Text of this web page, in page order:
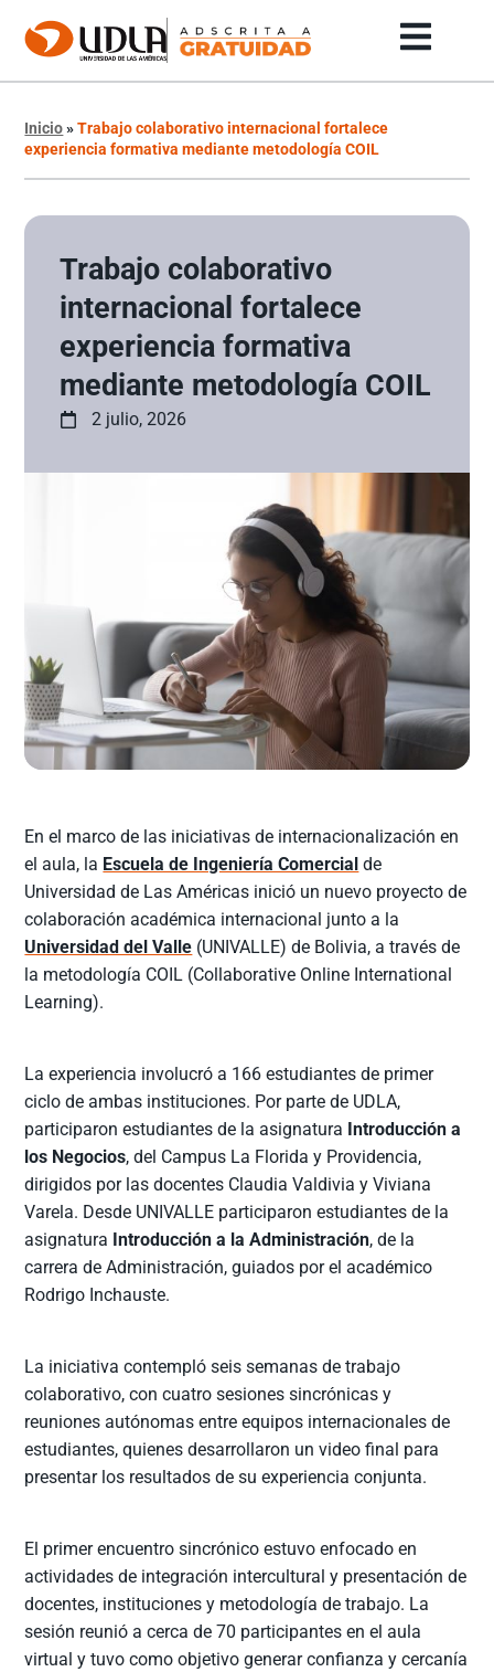
Inicio»Trabajo colaborativo internacional fortalece
experiencia formativa mediante metodología COIL
Trabajo colaborativo
internacional fortalece
experiencia formativa
mediante metodología COIL
2 julio, 2026
En el marco de las iniciativas de internacionalización en
el aula, la Escuela de Ingeniería Comercial de
Universidad de Las Américas inició un nuevo proyecto de
colaboración académica internacional junto a la
Universidad del Valle (UNIVALLE) de Bolivia, a través de
la metodología COIL (Collaborative Online International
Learning).
La experiencia involucró a 166 estudiantes de primer
ciclo de ambas instituciones. Por parte de UDLA,
participaron estudiantes de la asignatura Introducción a
los Negocios, del Campus La Florida y Providencia,
dirigidos por las docentes Claudia Valdivia y Viviana
Varela. Desde UNIVALLE participaron estudiantes de la
asignatura Introducción a la Administración, de la
carrera de Administración, guiados por el académico
Rodrigo Inchauste.
La iniciativa contempló seis semanas de trabajo
colaborativo, con cuatro sesiones sincrónicas y
reuniones autónomas entre equipos internacionales de
estudiantes, quienes desarrollaron un video final para
presentar los resultados de su experiencia conjunta.
El primer encuentro sincrónico estuvo enfocado en
actividades de integración intercultural y presentación de
docentes, instituciones y metodología de trabajo. La
sesión reunió a cerca de 70 participantes en el aula
virtual y tuvo como objetivo generar confianza y cercanía